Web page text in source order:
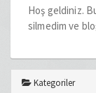
Hoş geldiniz.
silmedim ve
Kategoriler